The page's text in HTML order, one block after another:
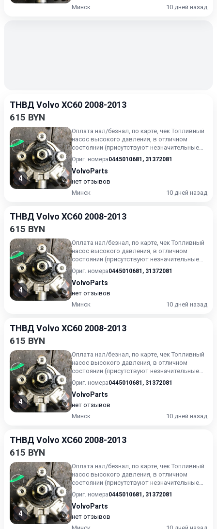
Минск
10 дней назад
ТНВД Volvo XC60 2008-2013
615 BYN
4
Оплата нал/безнал, по карте, чек Топливный
насос высокого давления, в отличном
состоянии (присутствуют незначительные
следы эксплуатации). Г...
Ориг. номера0445010681 , 31372081
VolvoParts
нет отзывов
Минск
10 дней назад
ТНВД Volvo XC60 2008-2013
615 BYN
4
Оплата нал/безнал, по карте, чек Топливный
насос высокого давления, в отличном
состоянии (присутствуют незначительные
следы эксплуатации). Г...
Ориг. номера0445010681 , 31372081
VolvoParts
нет отзывов
Минск
10 дней назад
ТНВД Volvo XC60 2008-2013
615 BYN
4
Оплата нал/безнал, по карте, чек Топливный
насос высокого давления, в отличном
состоянии (присутствуют незначительные
следы эксплуатации). Г...
Ориг. номера0445010681 , 31372081
VolvoParts
нет отзывов
Минск
10 дней назад
ТНВД Volvo XC60 2008-2013
615 BYN
4
Оплата нал/безнал, по карте, чек Топливный
насос высокого давления, в отличном
состоянии (присутствуют незначительные
следы эксплуатации). Г...
Ориг. номера0445010681 , 31372081
VolvoParts
нет отзывов